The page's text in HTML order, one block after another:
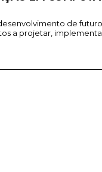
de
a projetar,